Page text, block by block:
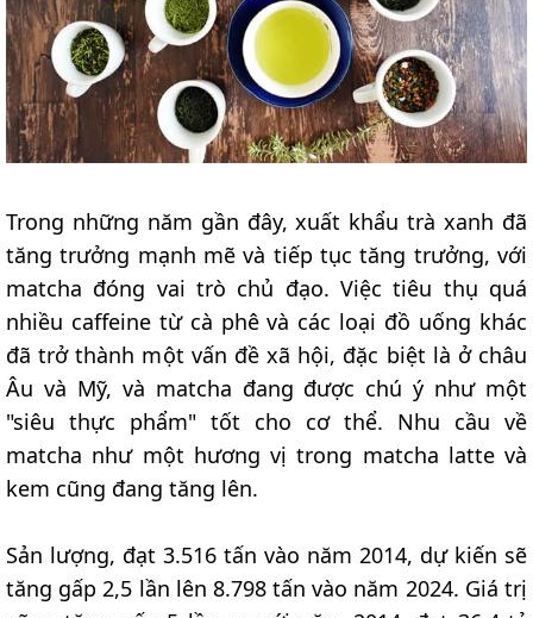
Trong những năm gần đây, xuất khẩu trà xanh đã
tăng trưởng mạnh mẽ và tiếp tục tăng trưởng, với
matcha đóng vai trò chủ đạo. Việc tiêu thụ quá
nhiều caffeine từ cà phê và các loại đồ uống khác
đã trở thành một vấn đề xã hội, đặc biệt là ở châu
Âu và Mỹ, và matcha đang được chú ý như một
"siêu thực phẩm" tốt cho cơ thể. Nhu cầu về
matcha như một hương vị trong matcha latte và
kem cũng đang tăng lên.
Sản lượng, đạt 3.516 tấn vào năm 2014, dự kiến sẽ
tăng gấp 2,5 lần lên 8.798 tấn vào năm 2024. Giá trị